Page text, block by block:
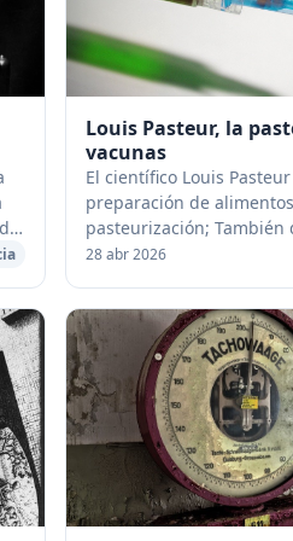
Louis Pasteur, la
vacunas
El científico Louis
preparación de
pasteurización; También
contra el ántrax y la
28 abr 2026